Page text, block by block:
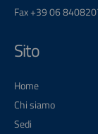
Fax +39 06
Sito
Home
Chi siamo
Sedi